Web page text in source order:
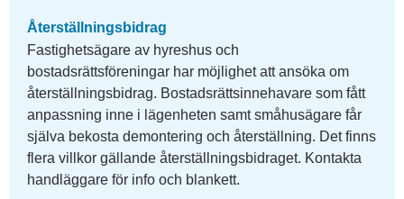
Återställningsbidrag
Fastighetsägare av hyreshus och
bostadsrättsföreningar har möjlighet att ansöka om
återställningsbidrag. Bostadsrättsinnehavare som fått
anpassning inne i lägenheten samt småhusägare får
själva bekosta demontering och återställning. Det finns
flera villkor gällande återställningsbidraget. Kontakta
handläggare för info och blankett.